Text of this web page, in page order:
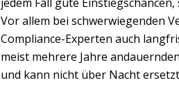
Vor allem bei schwerwiegenden
Compliance-Experten auch
meist mehrere Jahre
und kann nicht über Nacht